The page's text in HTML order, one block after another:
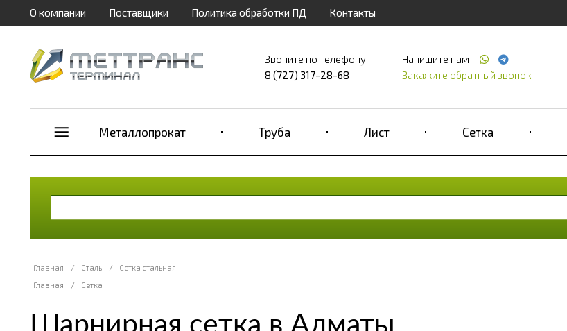
О компании Поставщики Политика обработки ПД Контакты
Звоните по телефону
8 (727) 317-28-68
Напишите нам
Закажите обратный звонок
Металлопрокат Труба Лист Сетка
Главная / Сталь /
Сетка стальная
Главная
/ Сетка
Шарнирная сетка в Алматы